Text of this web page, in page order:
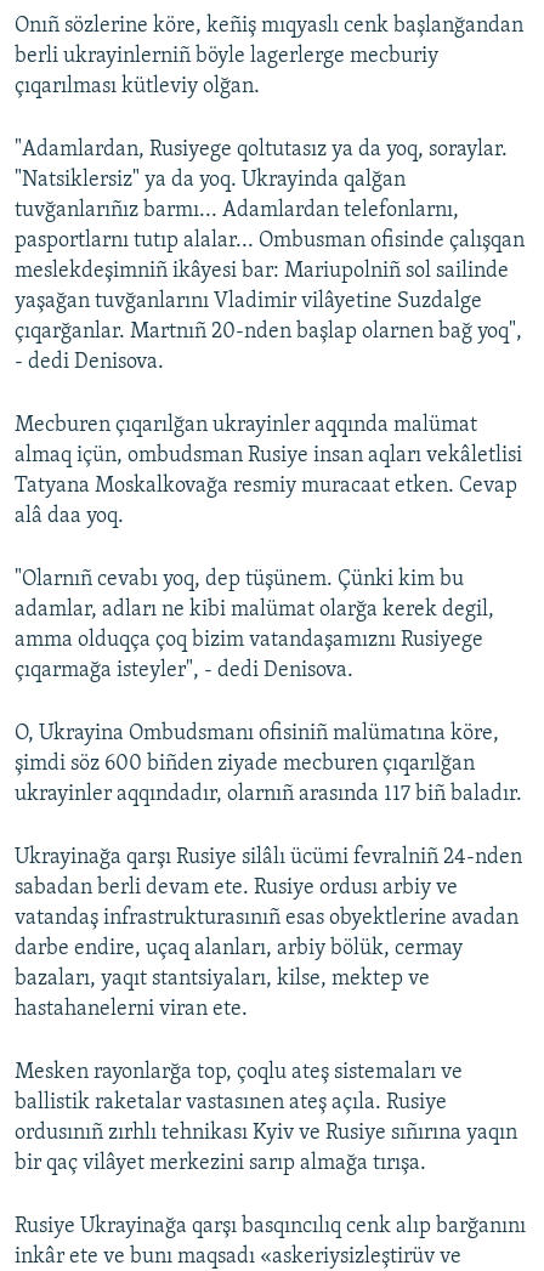
Onıñ sözlerine köre, keñiş mıqyaslı cenk başlanğandan
berli ukrayinlerniñ böyle lagerlerge mecburiy
çıqarılması kütleviy olğan.
"Adamlardan, Rusiyege qoltutasız ya da yoq, soraylar.
"Natsiklersiz" ya da yoq. Ukrayinda qalğan
tuvğanlarıñız barmı... Adamlardan telefonlarnı,
pasportlarnı tutıp alalar... Ombusman ofisinde çalışqan
meslekdeşimniñ ikâyesi bar: Mariupolniñ sol sailinde
yaşağan tuvğanlarını Vladimir vilâyetine Suzdalge
çıqarğanlar. Martnıñ 20-nden başlap olarnen bağ yoq",
- dedi Denisova.
Mecburen çıqarılğan ukrayinler aqqında malümat
almaq içün, ombudsman Rusiye insan aqları vekâletlisi
Tatyana Moskalkovağa resmiy muracaat etken. Cevap
alâ daa yoq.
"Olarnıñ cevabı yoq, dep tüşünem. Çünki kim bu
adamlar, adları ne kibi malümat olarğa kerek degil,
amma olduqça çoq bizim vatandaşamıznı Rusiyege
çıqarmağa isteyler", - dedi Denisova.
O, Ukrayina Ombudsmanı ofisiniñ malümatına köre,
şimdi söz 600 biñden ziyade mecburen çıqarılğan
ukrayinler aqqındadır, olarnıñ arasında 117 biñ baladır.
Ukrayinağa qarşı Rusiye silâlı ücümi fevralniñ 24-nden
sabadan berli devam ete. Rusiye ordusı arbiy ve
vatandaş infrastrukturasınıñ esas obyektlerine avadan
darbe endire, uçaq alanları, arbiy bölük, cermay
bazaları, yaqıt stantsiyaları, kilse, mektep ve
hastahanelerni viran ete.
Mesken rayonlarğa top, çoqlu ateş sistemaları ve
ballistik raketalar vastasınen ateş açıla. Rusiye
ordusınıñ zırhlı tehnikası Kyiv ve Rusiye sıñırına yaqın
bir qaç vilâyet merkezini sarıp almağa tırışa.
Rusiye Ukrayinağa qarşı basqıncılıq cenk alıp barğanını
inkâr ete ve bunı maqsadı «askeriysizleştirüv ve